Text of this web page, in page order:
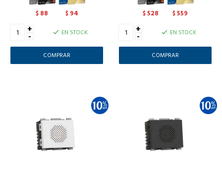
$ 88 $ 94
+
- EN STOCK
$528 $559
+
- EN STOCK